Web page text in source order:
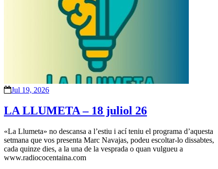
Jul 19, 2026
LA LLUMETA – 18 juliol 26
«La Llumeta» no descansa a l’estiu i ací teniu el programa d’aquesta
setmana que vos presenta Marc Navajas, podeu escoltar-lo dissabtes,
cada quinze dies, a la una de la vesprada o quan vulgueu a
www.radiococentaina.com